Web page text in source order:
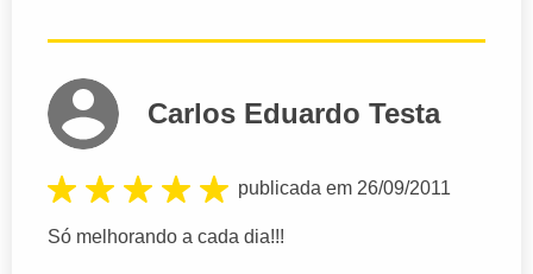
Carlos Eduardo Testa
publicada em 26/09/2011
Só melhorando a cada dia!!!